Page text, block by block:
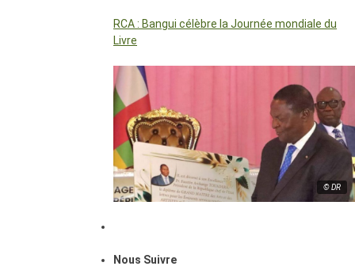
RCA : Bangui célèbre la Journée mondiale du
Livre
© DR
Nous Suivre